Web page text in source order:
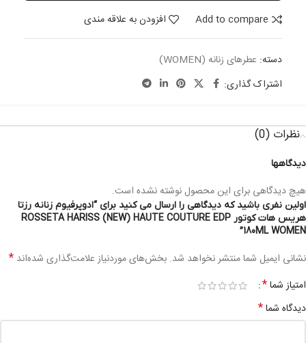
Add to compare
افزودن به علاقه مندی
دسته: عطرهای زنانه (WOMEN)
اشتراک گذاری:
نظرات (0)
دیدگاهها
هیچ دیدگاهی برای این محصول نوشته نشده است.
اولین نفری باشید که دیدگاهی را ارسال می کنید برای “ادوپرفیوم زنانه رزتا
هریس هات کوتور ROSSETA HARISS (NEW) HAUTE COUTURE EDP
180ML WOMEN”
نشانی ایمیل شما منتشر نخواهد شد. بخش‌های موردنیاز علامت‌گذاری شده‌اند *
امتیاز شما*
دیدگاه شما*